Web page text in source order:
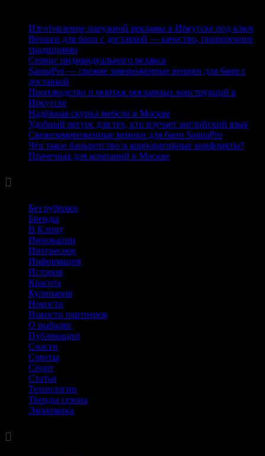
Изготовление наружной рекламы в Иркутске под ключ
Веники для бани с доставкой — качество, проверенное
традициями
Сервис индивидуального релакса
SaunaPro — свежие замороженные веники для бани с
доставкой
Производство и монтаж рекламных конструкций в
Иркутске
Надёжная скупка мебели в Москве
Удобный ресурс для тех, кто изучает английский язык
Свежезамороженные веники для бани SaunaPro
Что такое банкротство и корпоративные конфликты?
Прачечная для компаний в Москве

Без рубрики
Бренды
В Клину
Инновации
Интересное
Информация
История
Красота
Кулинария
Новости
Новости партнеров
О рыбалке
Публикации
Снасти
Советы
Спорт
Статьи
Технологии
Тренды сезона
Экономика
